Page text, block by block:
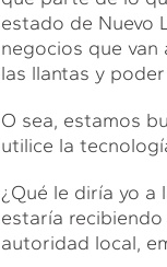
estado de Nuevo
negocios que van
las llantas y
O sea, estamos
utilice la
¿Qué le diría yo a
estaría
autoridad local,